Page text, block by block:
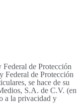
de Protección
Federal de Protección
se hace de su
S.A. de C.V. (en
a la privacidad y